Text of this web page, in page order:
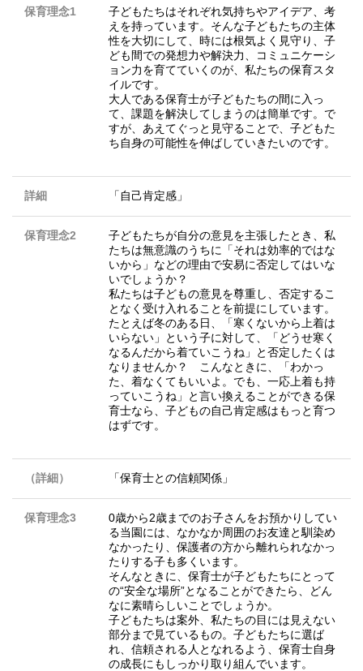
保育理念1
子どもたちはそれぞれ気持ちやアイデア、考
えを持っています。そんな子どもたちの主体
性を大切にして、時には根気よく見守り、子
ども間での発想力や解決力、コミュニケーシ
ョン力を育てていくのが、私たちの保育スタ
イルです。
大人である保育士が子どもたちの間に入っ
て、課題を解決してしまうのは簡単です。で
すが、あえてぐっと見守ることで、子どもた
ち自身の可能性を伸ばしていきたいのです。
詳細 「自己肯定感」
保育理念2
子どもたちが自分の意見を主張したとき、私
たちは無意識のうちに「それは効率的ではな
いから」などの理由で安易に否定してはいな
いでしょうか？
私たちは子どもの意見を尊重し、否定するこ
となく受け入れることを前提にしています。
たとえば冬のある日、「寒くないから上着は
いらない」という子に対して、「どうせ寒く
なるんだから着ていこうね」と否定したくは
なりませんか？ こんなときに、「わかっ
た、着なくてもいいよ。でも、一応上着も持
っていこうね」と言い換えることができる保
育士なら、子どもの自己肯定感はもっと育つ
はずです。
（詳細） 「保育士との信頼関係」
保育理念3
0歳から2歳までのお子さんをお預かりしてい
る当園には、なかなか周囲のお友達と馴染め
なかったり、保護者の方から離れられなかっ
たりする子も多くいます。
そんなときに、保育士が子どもたちにとって
の“安全な場所”となることができたら、どん
なに素晴らしいことでしょうか。
子どもたちは案外、私たちの目には見えない
部分まで見ているもの。子どもたちに選ば
れ、信頼される人となれるよう、保育士自身
の成長にもしっかり取り組んでいます。